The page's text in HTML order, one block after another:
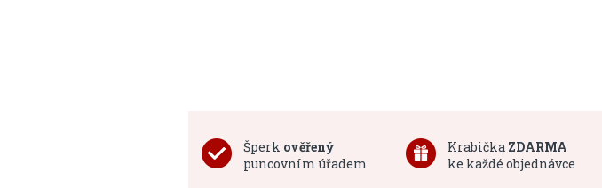
Šperk ověřený
puncovním úřadem
Krabička ZDARMA
ke každé objednávce